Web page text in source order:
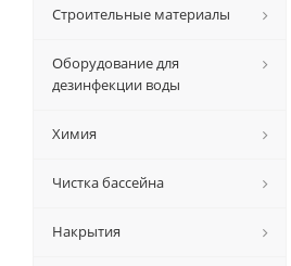
Строительные материалы
Оборудование для
дезинфекции воды
Химия
Чистка бассейна
Накрытия